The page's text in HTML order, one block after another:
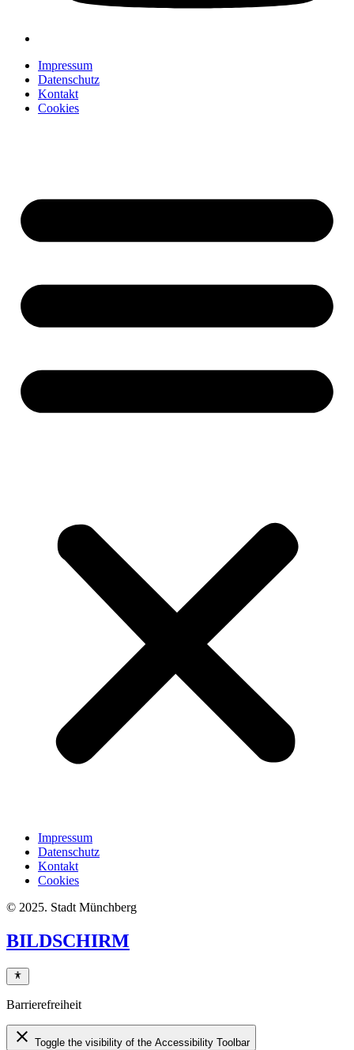
Impressum
Datenschutz
Kontakt
Cookies
Impressum
Datenschutz
Kontakt
Cookies
© 2025. Stadt Münchberg
BILDSCHIRM
Barrierefreiheit
close Toggle the visibility of the Accessibility Toolbar